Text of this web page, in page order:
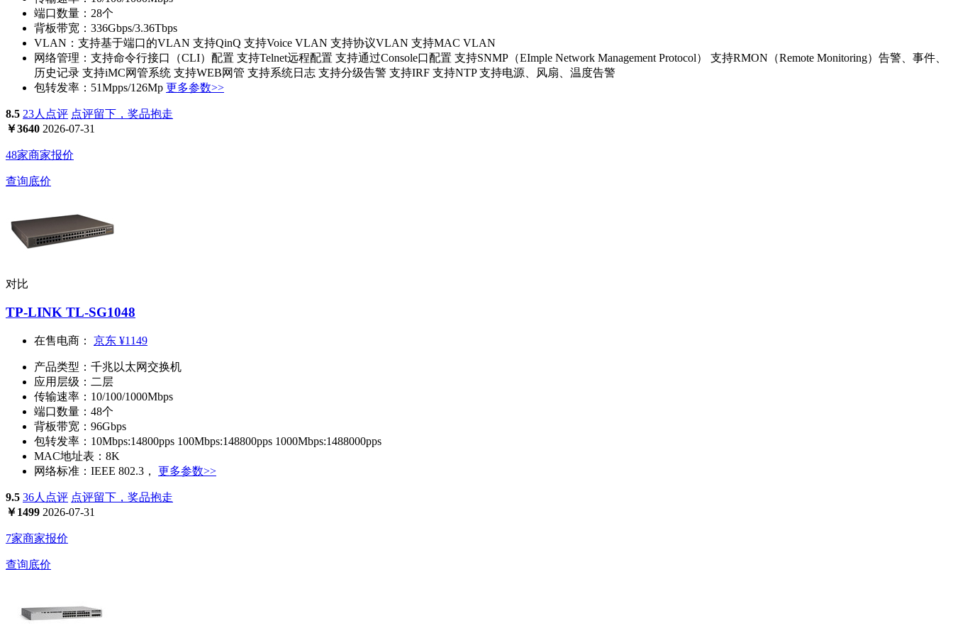
端口数量： 28个
背板带宽： 336Gbps/3.36Tbps
VLAN： 支持基于端口的VLAN 支持QinQ 支持Voice VLAN 支持协议VLAN 支持MAC VLAN
网络管理： 支持命令行接口（CLI）配置 支持Telnet远程配置 支持通过Console口配置 支持SNMP（EImple Network Management Protocol） 支持RMON（Remote Monitoring）告警、事件、
历史记录 支持iMC网管系统 支持WEB网管 支持系统日志 支持分级告警 支持IRF 支持NTP 支持电源、风扇、温度告警
包转发率： 51Mpps/126Mp 更多参数>>
8.5 23人点评 点评留下，奖品抱走
￥3640 2026-07-31
48家商家报价
查询底价
对比
TP-LINK TL-SG1048
在售电商： 京东 ¥1149
产品类型： 千兆以太网交换机
应用层级： 二层
传输速率： 10/100/1000Mbps
端口数量： 48个
背板带宽： 96Gbps
包转发率： 10Mbps:14800pps 100Mbps:148800pps 1000Mbps:1488000pps
MAC地址表： 8K
网络标准： IEEE 802.3， 更多参数>>
9.5 36人点评 点评留下，奖品抱走
￥1499 2026-07-31
7家商家报价
查询底价